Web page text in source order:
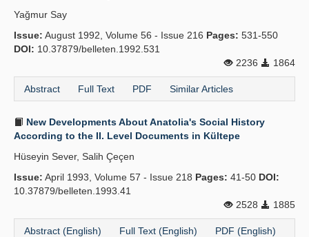
Yağmur Say
Issue: August 1992, Volume 56 - Issue 216 Pages: 531-550
DOI: 10.37879/belleten.1992.531
2236
1864
Abstract Full Text PDF Similar Articles
New Developments About Anatolia's Social History
According to the II. Level Documents in Kültepe
Hüseyin Sever, Salih Çeçen
Issue: April 1993, Volume 57 - Issue 218 Pages: 41-50 DOI:
10.37879/belleten.1993.41
2528
1885
Abstract (English) Full Text (English) PDF (English)